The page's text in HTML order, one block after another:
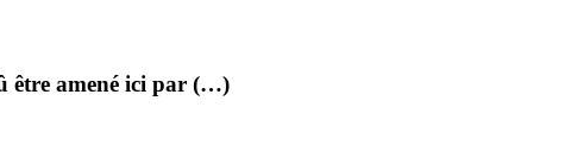
être amené ici par (…)